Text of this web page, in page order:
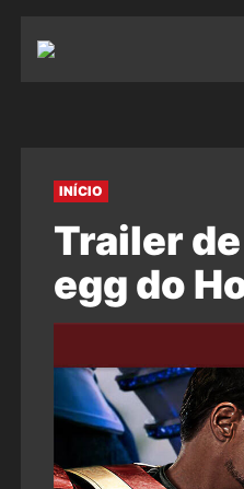
INÍCIO
Trailer
egg do